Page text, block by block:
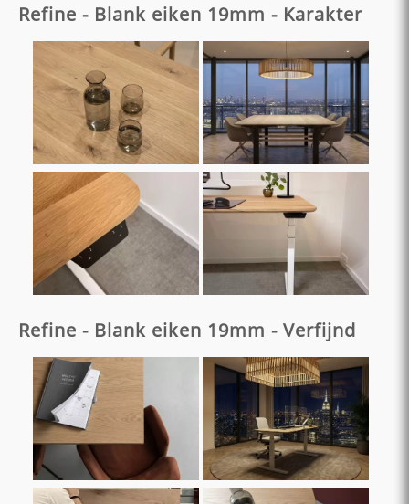
Refine - Blank eiken 19mm - Karakter
Refine - Blank eiken 19mm - Verfijnd